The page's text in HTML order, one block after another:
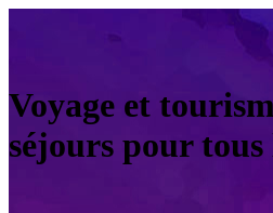
Voyage et
séjours pour tous